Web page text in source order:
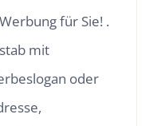
für Sie! .
mit
oder